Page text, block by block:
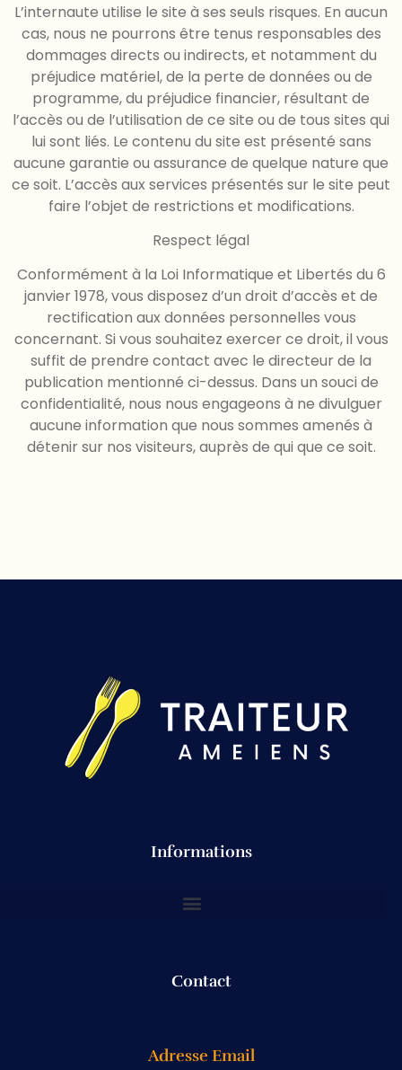
L’internaute utilise le site à ses seuls risques. En aucun
cas, nous ne pourrons être tenus responsables des
dommages directs ou indirects, et notamment du
préjudice matériel, de la perte de données ou de
programme, du préjudice financier, résultant de
l’accès ou de l’utilisation de ce site ou de tous sites qui
lui sont liés. Le contenu du site est présenté sans
aucune garantie ou assurance de quelque nature que
ce soit. L’accès aux services présentés sur le site peut
faire l’objet de restrictions et modifications.
Respect légal
Conformément à la Loi Informatique et Libertés du 6
janvier 1978, vous disposez d’un droit d’accès et de
rectification aux données personnelles vous
concernant. Si vous souhaitez exercer ce droit, il vous
suffit de prendre contact avec le directeur de la
publication mentionné ci-dessus. Dans un souci de
confidentialité, nous nous engageons à ne divulguer
aucune information que nous sommes amenés à
détenir sur nos visiteurs, auprès de qui que ce soit.
Informations
Contact
Adresse Email